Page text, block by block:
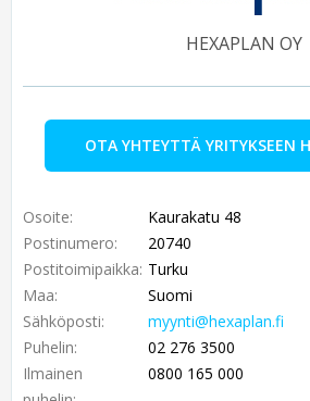
HEXAPLAN OY
OTA YHTEYTTÄ YRITYKSEEN
Osoite:
Kaurakatu 48
Postinumero:
20740
Postitoimipaikka: Turku
Maa:
Suomi
Sähköposti:
myynti@hexaplan.fi
Puhelin:
02 276 3500
Ilmainen
0800 165 000